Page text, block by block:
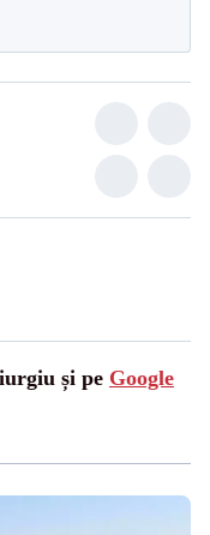
și pe Google